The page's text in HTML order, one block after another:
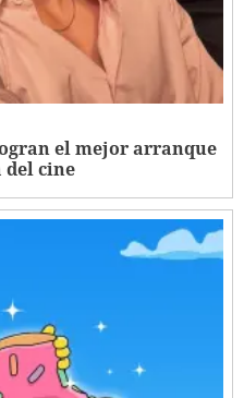
el mejor arranque
del cine